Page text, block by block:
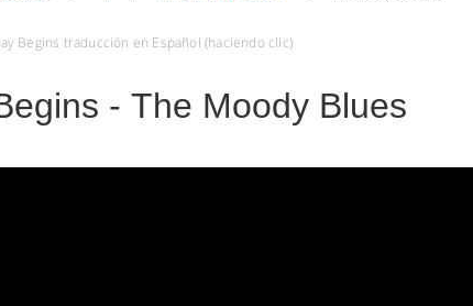
Begins traducción en Español (haciendo clic)
- The Moody Blues